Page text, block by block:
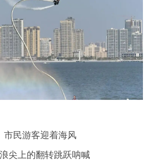
市民游客迎着海风
尖上的翻转跳跃呐喊